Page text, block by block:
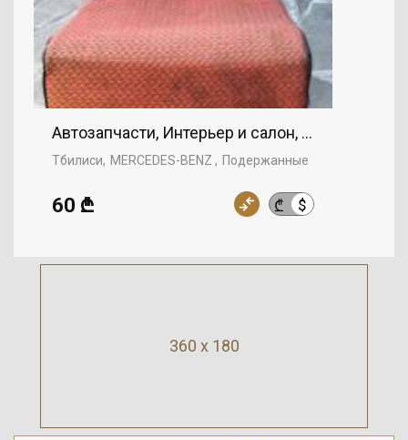
Автозапчасти, Интерьер и салон, MERCEDES-
Тбилиси MERCEDES-BENZ Подержанные
₾ $
60 ₾
360 x 180